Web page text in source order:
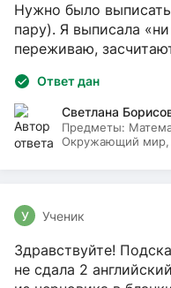
Нужно было
пару). Я выписала
переживаю,
Ответ дан
Светлана
Предметы:
Окружающий мир,
У Ученик
Здравствуйте!
не сдала 2